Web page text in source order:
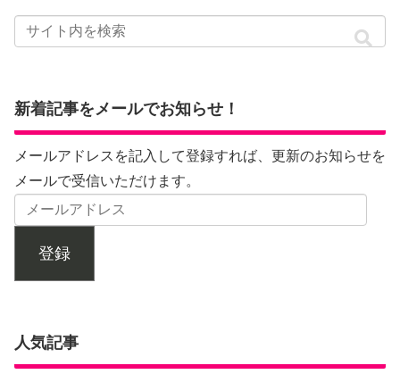
新着記事をメールでお知らせ！
メールアドレスを記入して登録すれば、更新のお知らせを
メールで受信いただけます。
登録
人気記事